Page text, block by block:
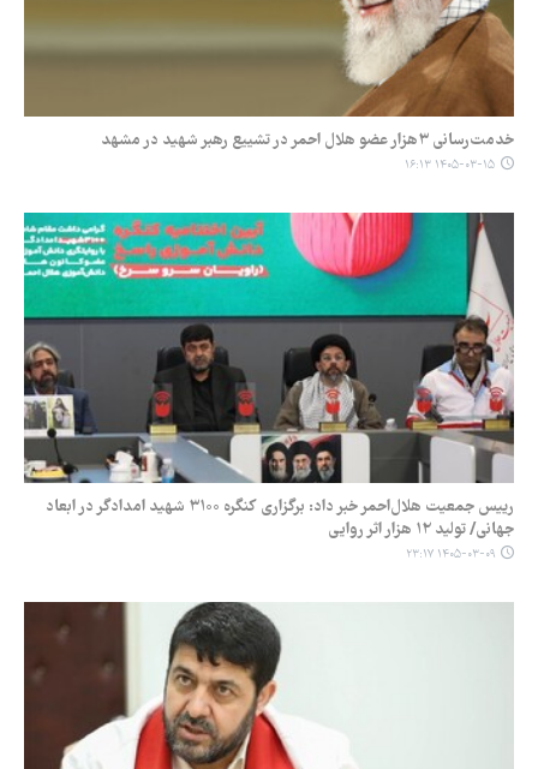
خدمت‌رسانی ۳هزار عضو هلال احمر در تشییع رهبر شهید در مشهد
۱۴۰۵-۰۳-۱۵ ۱۶:۱۳
رییس جمعیت هلال‌احمر خبر داد: برگزاری کنگره ۳۱۰۰ شهید امدادگر در ابعاد
جهانی/ تولید ۱۲ هزار اثر روایی
۱۴۰۵-۰۳-۰۹ ۲۳:۱۷